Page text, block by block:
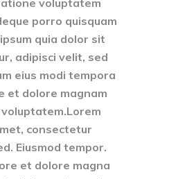
voluptatem
porro quisquam
quia dolor sit
adipisci velit, sed
eius modi tempora
et dolore magnam
consectetur
Eiusmod tempor.
et dolore magna